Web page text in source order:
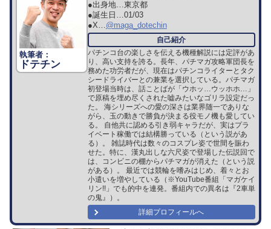
ドテチン
●出身地…東京都
●誕生日…01/03
●X…@maga_dotechin
パチンコ台の楽しさを伝える機種解説には定評があ
り、高い支持を誇る。長年、パチマガ攻略軍団長を
務めた功労者だが、現在はパチンコライターとタク
シードライバーとの兼業を選択している。パチマガ
初登場当時は、話ことばが「ウホッ…ウッホホ…」
で原稿を埋め尽くされた嘘みたいなゴリラ設定だっ
た。 海シリーズへの愛の深さは業界随一でありな
がら、玉の動きで勝負が決まる役モノ機も愛してい
る。 自他共に認める引き弱キャラだが、実はプラ
イベート稼働では結構勝っている（という説があ
る）。 雑誌時代は数々のコスプレ姿で世間を賑わ
せた。特に、漢丸出しな六尺姿で登場した伝説回で
は、コンビニの棚からパチマガが消えた（という説
がある）。 最近では競輪を嗜みはじめ、着々とお
小遣いを増やしている（※YouTube番組「マガケイ
リン!!」でも的中を連発。番組内での異名は『2車単
の鬼』）。
詳細プロフィールへ